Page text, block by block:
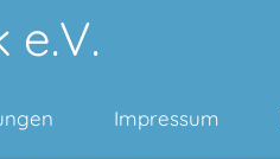
Impressum